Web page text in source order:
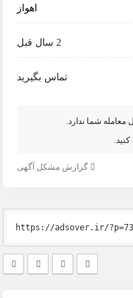
اهواز
2 سال قبل
تماس بگیرید
شما ندارد.
گزارش مشکل آگهی